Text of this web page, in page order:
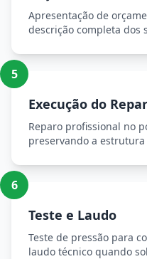
Apresentação de
descrição completa dos
5
Execução do
Reparo profissional no
preservando a
6
Teste e Laudo
Teste de pressão para
laudo técnico quando